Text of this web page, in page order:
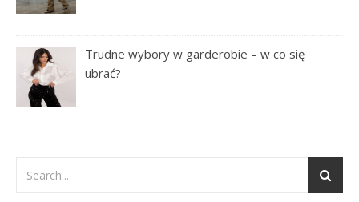
Trudne wybory w garderobie – w co się
ubrać?